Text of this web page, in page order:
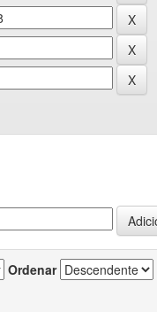
Ordenar